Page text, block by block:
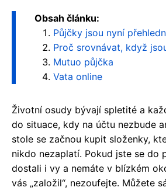
Obsah článku:
Půjčky jsou nyní
Proč srovnávat, když
Mutuo půjčka
Vata online
Životní osudy bývají spletité a
do situace, kdy na účtu nezbude
stole se začnou kupit složenky,
nikdo nezaplatí. Pokud jste se do
dostali i vy a nemáte v blízkém
vás „založil“, nezoufejte. Můžete